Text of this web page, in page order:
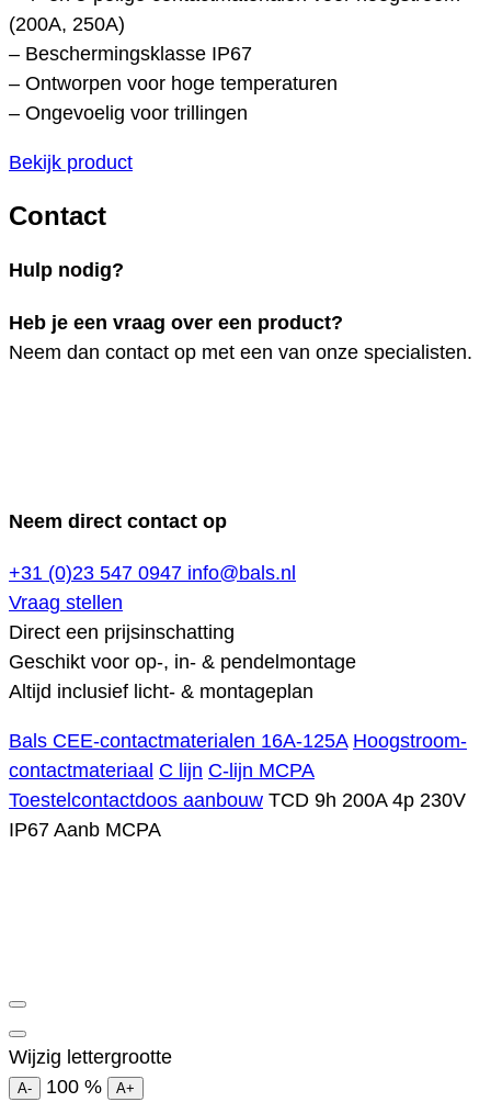
(200A, 250A)
– Beschermingsklasse IP67
– Ontworpen voor hoge temperaturen
– Ongevoelig voor trillingen
Bekijk product
Contact
Hulp nodig?
Heb je een vraag over een product?
Neem dan contact op met een van onze specialisten.
Neem direct contact op
+31 (0)23 547 0947 info@bals.nl
Vraag stellen
Direct een prijsinschatting
Geschikt voor op-, in- & pendelmontage
Altijd inclusief licht- & montageplan
Bals CEE-contactmaterialen 16A-125A Hoogstroom-
contactmateriaal C lijn C-lijn MCPA
Toestelcontactdoos aanbouw TCD 9h 200A 4p 230V
IP67 Aanb MCPA
Wijzig lettergrootte
A- 100 %
A+